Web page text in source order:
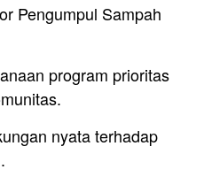
Pengumpul Sampah
program prioritas
nyata terhadap